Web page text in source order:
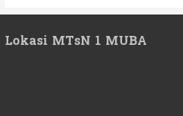
Lokasi MTsN 1 MUBA